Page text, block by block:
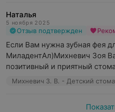
Наталья
5 ноября 2025
Отзыв подтвержден
Если Вам нужна зубная фея
МиладентАл)Михневич Зоя
позитивный и приятный
Михневич З. В. - Детский